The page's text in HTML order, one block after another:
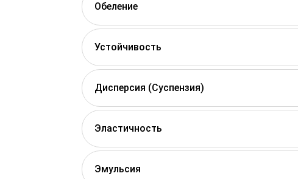
Обеление
Устойчивость
Дисперсия (Суспензия)
Эластичность
Эмульсия